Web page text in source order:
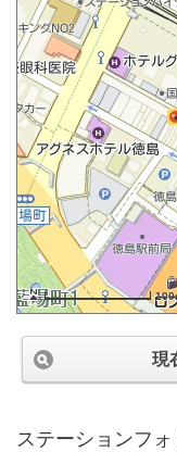
現
ステーションフ